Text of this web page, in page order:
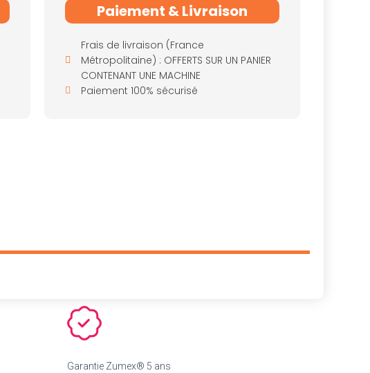
Paiement & Livraison
Frais de livraison (France
Métropolitaine) : OFFERTS SUR UN PANIER
CONTENANT UNE MACHINE
Paiement 100% sécurisé
Garantie Zumex® 5 ans